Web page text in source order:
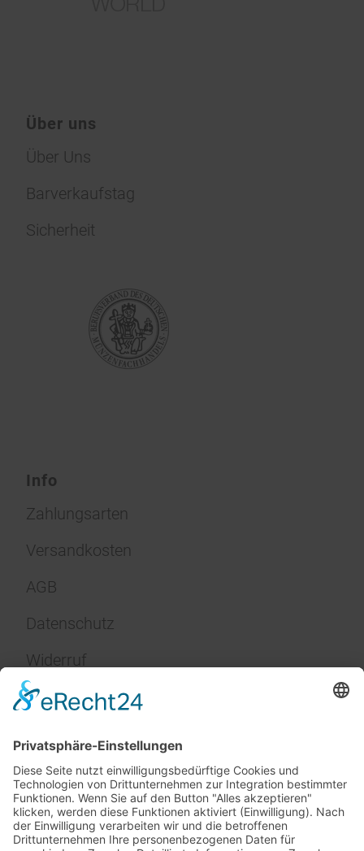
Über uns
Über Uns
Barverkaufstag
Sicherheit
Info
Zahlungsarten
Versandkosten
AGB
Datenschutz
Widerruf
Impressum
Service
FAQ